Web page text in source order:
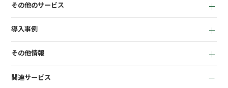
EC機能
KPI管理機能
会計機能
その他のサービス
質機能
ささげ代行サービス
導入事例
商材専門店
その他情報
関連サービス